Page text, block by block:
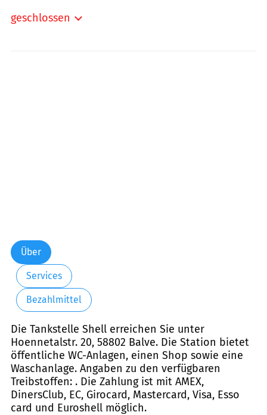
geschlossen
Über
Services
Bezahlmittel
Die Tankstelle Shell erreichen Sie unter
Hoennetalstr. 20, 58802 Balve. Die Station bietet
öffentliche WC-Anlagen, einen Shop sowie eine
Waschanlage. Angaben zu den verfügbaren
Treibstoffen: . Die Zahlung ist mit AMEX,
DinersClub, EC, Girocard, Mastercard, Visa, Esso
card und Euroshell möglich.